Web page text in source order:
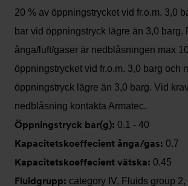
20 % av öppningstrycket vid fr.o.m. 3,0
bar vid öppningstryck lägre än 3,0 barg.
ånga/luft/gaser är nedblåsningen max
öppningstrycket vid fr.o.m. 3,0 barg och
öppningstryck lägre än 3,0 barg. Vid
nedblåsning kontakta Armatec.
Öppningstryck bar(g): 0.1 - 40
Kapacitetskoeffecient ånga/gas: 0.7
Kapacitetskoeffecient vätska: 0.45
Fluidgrupp: category IV, Fluids group 2,